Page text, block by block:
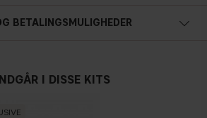
BETALINGSMULIGHEDER
INDGÅR I DISSE KITS